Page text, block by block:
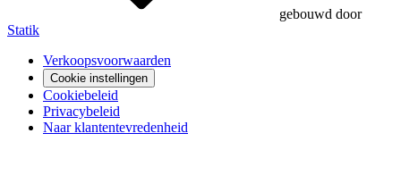
gebouwd door
Statik
Verkoopsvoorwaarden
Cookie instellingen
Cookiebeleid
Privacybeleid
Naar klantentevredenheid